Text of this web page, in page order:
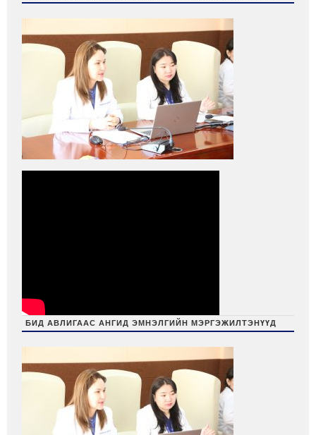
БИД АВЛИГААС АНГИД ЭМНЭЛГИЙН МЭРГЭЖИЛТЭНҮҮД